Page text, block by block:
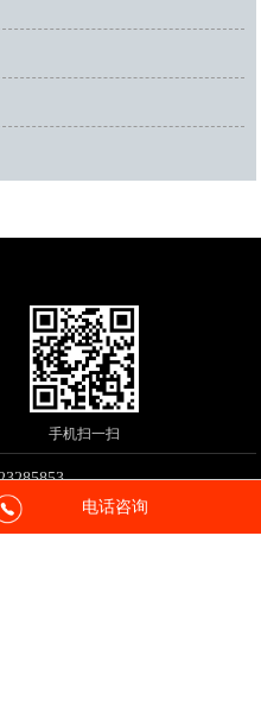
手机扫一扫
http://www.riaol.com
电话咨询